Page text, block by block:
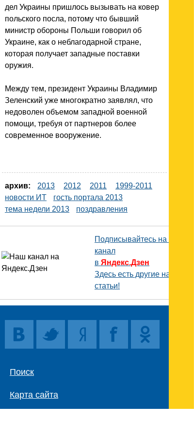
дел Украины пришлось вызывать на ковер
польского посла, потому что бывший
министр обороны Польши говорил об
Украине, как о неблагодарной стране,
которая получает западные поставки
оружия.
Между тем, президент Украины Владимир
Зеленский уже многократно заявлял, что
недоволен объемом западной военной
помощи, требуя от партнеров более
современное вооружение.
архив: 2013 2012 2011
1999-2011
новости ИТ
гость портала 2013
тема недели 2013
поздравления
Подписывайтесь на наш
канал
в Яндекс.Дзен
Здесь есть другие наши
статьи!
Поиск
Карта сайта